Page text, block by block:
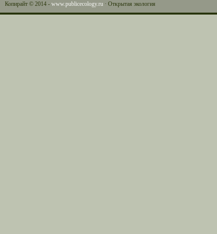
Копирайт © 2014 - www.publicecology.ru · Открытая экология